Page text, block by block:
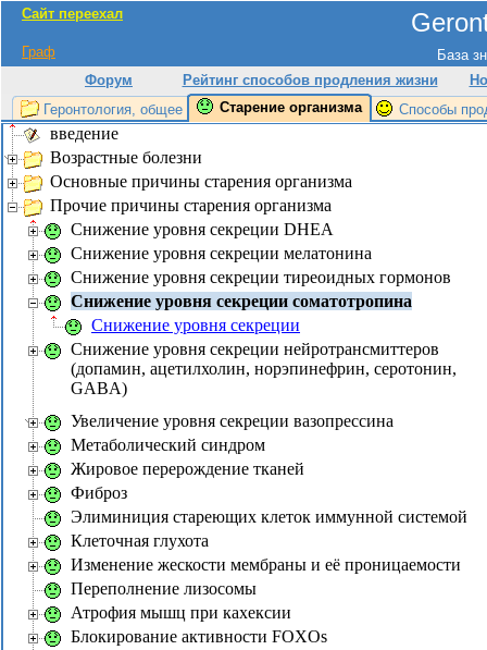
Сайт переехал
База
Граф
Форум
Рейтинг способов продления жизни
Геронтология, общее
Старение организма Способы
введение
Возрастные болезни
Основные причины старения организма
Прочие причины старения организма
Снижение уровня секреции DHEA
Снижение уровня секреции мелатонина
Снижение уровня секреции тиреоидных гормонов
Снижение уровня секреции соматотропина
Снижение уровня секреции
Снижение уровня секреции нейротрансмиттеров
(допамин, ацетилхолин, норэпинефрин, серотонин,
GABA)
Увеличение уровня секреции вазопрессина
Метаболический синдром
Жировое перерождение тканей
Фиброз
Элиминиция стареющих клеток иммунной системой
Клеточная глухота
Изменение жескости мембраны и её проницаемости
Переполнение лизосомы
Атрофия мышц при кахексии
Блокирование активности FOXOs